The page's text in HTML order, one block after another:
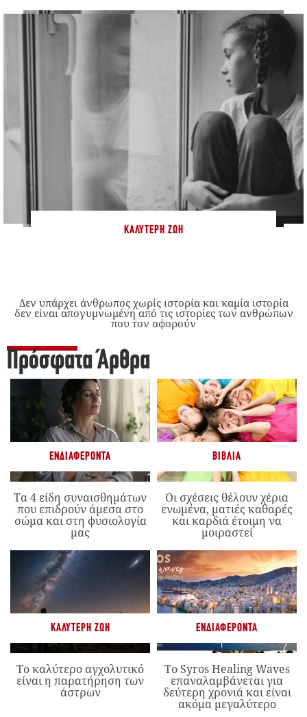
ΚΑΛΎΤΕΡΗ ΖΩΉ
Δεν υπάρχει άνθρωπος χωρίς ιστορία και καμία ιστορία
δεν είναι απογυμνωμένη από τις ιστορίες των ανθρώπων
που τον αφορούν
Πρόσφατα Άρθρα
ΕΝΔΙΑΦΈΡΟΝΤΑ
Τα 4 είδη συναισθημάτων
που επιδρούν άμεσα στο
σώμα και στη φυσιολογία
μας
ΒΙΒΛΊΑ
Οι σχέσεις θέλουν χέρια
ενωμένα, ματιές καθαρές
και καρδιά έτοιμη να
μοιραστεί
ΚΑΛΎΤΕΡΗ ΖΩΉ
Το καλύτερο αγχολυτικό
είναι η παρατήρηση των
άστρων
ΕΝΔΙΑΦΈΡΟΝΤΑ
Το Syros Healing Waves
επαναλαμβάνεται για
δεύτερη χρονιά και είναι
ακόμα μεγαλύτερο